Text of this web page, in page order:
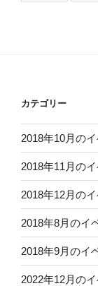
カテゴリー
2018年10月の
2018年11月の
2018年12月の
2018年8月のイ
2018年9月のイ
2022年12月の